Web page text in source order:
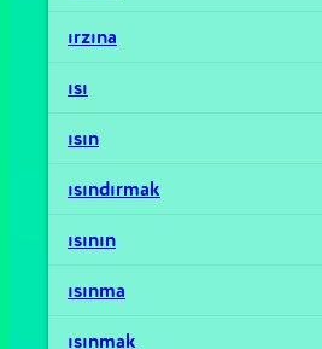
ırzına
ısı
ısın
ısındırmak
ısının
ısınma
ısınmak